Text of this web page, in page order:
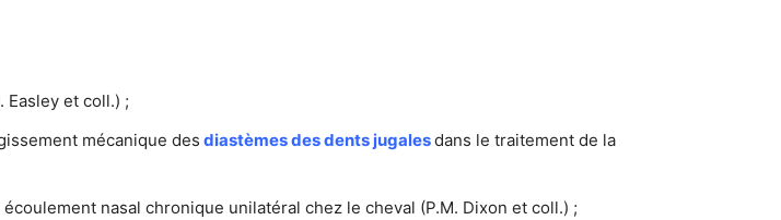
Easley et coll.) ;
mécanique des diastèmes des dents jugalesdans le traitement de la
écoulement nasal chronique unilatéral chez le cheval (P.M. Dixon et coll.) ;